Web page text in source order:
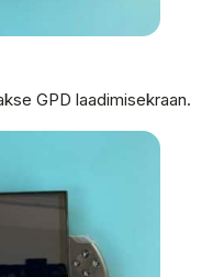
GPD laadimisekraan.